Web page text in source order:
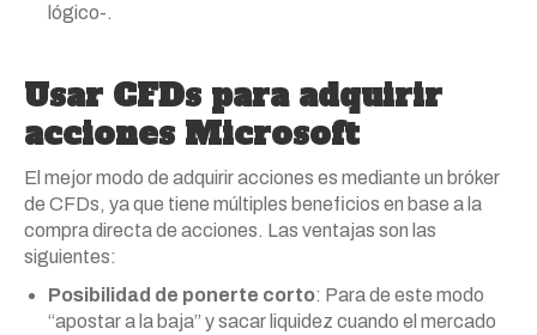
lógico-.
Usar CFDs para adquirir
acciones Microsoft
El mejor modo de adquirir acciones es mediante un bróker
de CFDs, ya que tiene múltiples beneficios en base a la
compra directa de acciones. Las ventajas son las
siguientes:
Posibilidad de ponerte corto: Para de este modo
“apostar a la baja” y sacar liquidez cuando el mercado